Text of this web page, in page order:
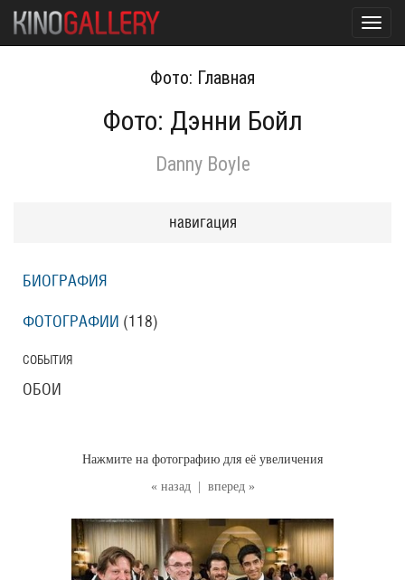
Фото: Главная
Фото: Дэнни Бойл
Danny Boyle
« назад вперед »
Нажмите на фотографию для её увеличения
навигация
БИОГРАФИЯ
ФОТОГРАФИИ (118)
СОБЫТИЯ
ОБОИ